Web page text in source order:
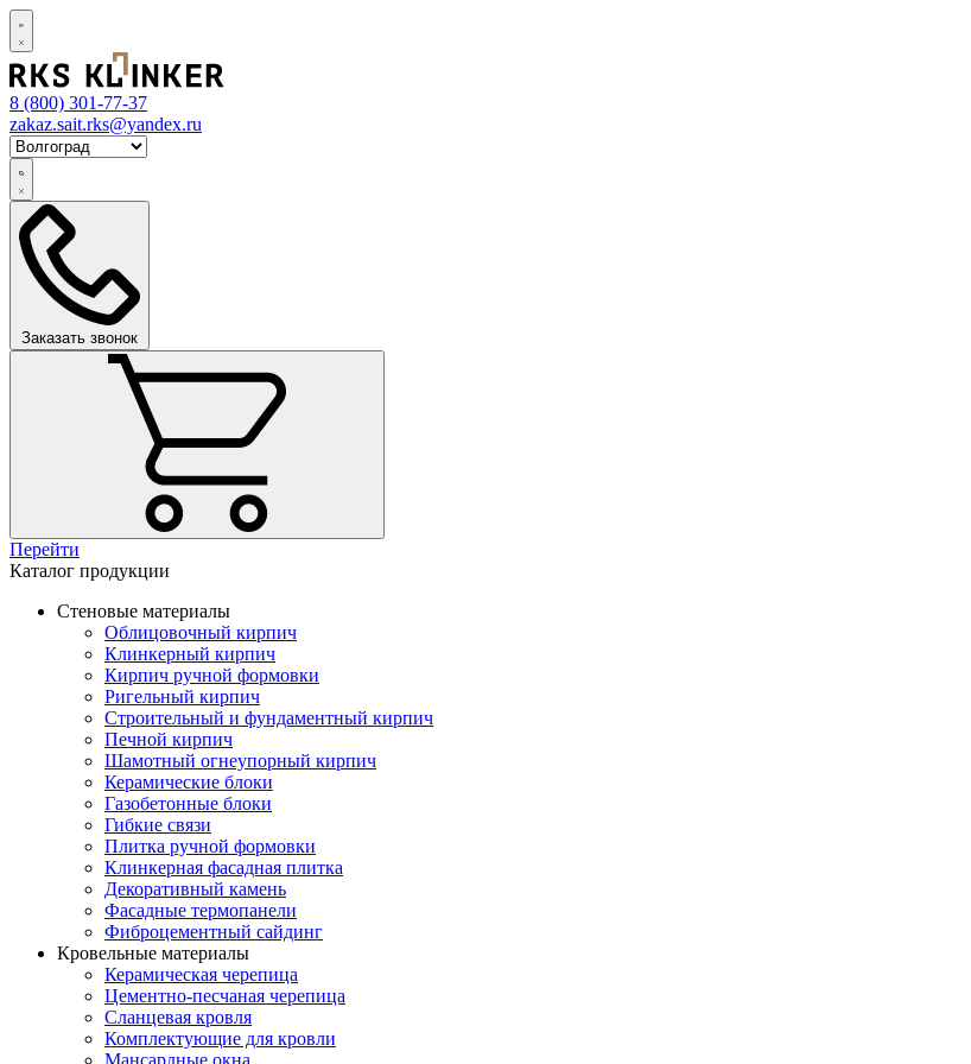
8 (800) 301-77-37
zakaz.sait.rks@yandex.ru
Заказать звонок
Перейти
Каталог продукции
Стеновые материалы
Облицовочный кирпич
Клинкерный кирпич
Кирпич ручной формовки
Ригельный кирпич
Строительный и фундаментный кирпич
Печной кирпич
Шамотный огнеупорный кирпич
Керамические блоки
Газобетонные блоки
Гибкие связи
Плитка ручной формовки
Клинкерная фасадная плитка
Декоративный камень
Фасадные термопанели
Фиброцементный сайдинг
Кровельные материалы
Керамическая черепица
Цементно-песчаная черепица
Сланцевая кровля
Комплектующие для кровли
Мансардные окна